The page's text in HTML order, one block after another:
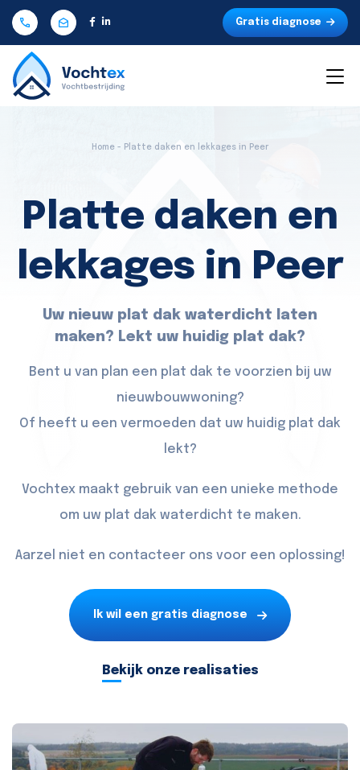
Gratis diagnose
Home - Platte daken en lekkages in Peer
Platte daken en
lekkages in Peer
Uw nieuw plat dak waterdicht laten
maken? Lekt uw huidig plat dak?
Bent u van plan een plat dak te voorzien bij uw
nieuwbouwwoning?
Of heeft u een vermoeden dat uw huidig plat dak
lekt?
Vochtex maakt gebruik van een unieke methode
om uw plat dak waterdicht te maken.
Aarzel niet en contacteer ons voor een oplossing!
Ik wil een gratis diagnose
Bekijk onze realisaties